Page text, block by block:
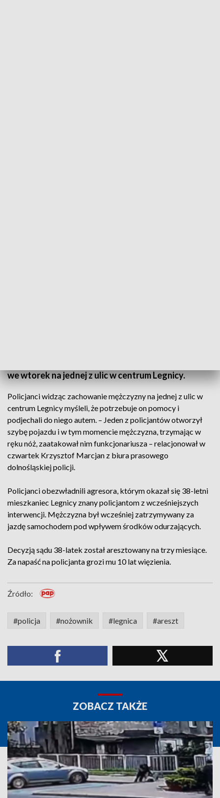
we wtorek na jednej z ulic w centrum Legnicy.
Policjanci widząc zachowanie mężczyzny na jednej z ulic w
centrum Legnicy myśleli, że potrzebuje on pomocy i
podjechali do niego autem. – Jeden z policjantów otworzył
szybę pojazdu i w tym momencie mężczyzna, trzymając w
ręku nóż, zaatakował nim funkcjonariusza – relacjonował w
czwartek Krzysztof Marcjan z biura prasowego
dolnośląskiej policji.
Policjanci obezwładnili agresora, którym okazał się 38-letni
mieszkaniec Legnicy znany policjantom z wcześniejszych
interwencji. Mężczyzna był wcześniej zatrzymywany za
jazdę samochodem pod wpływem środków odurzających.
Decyzją sądu 38-latek został aresztowany na trzy miesiące.
Za napaść na policjanta grozi mu 10 lat więzienia.
Źródło:
#policja #nożownik #legnica #areszt
ZOBACZ TAKŻE